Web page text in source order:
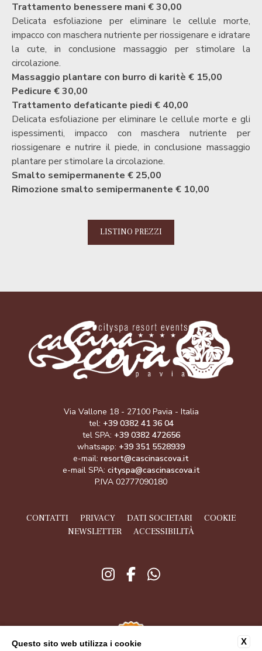
Trattamento benessere mani € 30,00
Delicata esfoliazione per eliminare le cellule morte,
impacco con maschera nutriente per riossigenare e idratare
la cute, in conclusione massaggio per stimolare la
circolazione.
Massaggio plantare con burro di karitè € 15,00
Pedicure € 30,00
Trattamento defaticante piedi € 40,00
Delicata esfoliazione per eliminare le cellule morte e gli
ispessimenti, impacco con maschera nutriente per
riossigenare e nutrire il piede, in conclusione massaggio
plantare per stimolare la circolazione.
Smalto semipermanente € 25,00
Rimozione smalto semipermanente € 10,00
LISTINO PREZZI
Via Vallone 18 - 27100 Pavia - Italia
tel: +39 0382 41 36 04
tel SPA: +39 0382 472656
whatsapp: +39 351 5528939
e-mail: resort@cascinascova.it
e-mail SPA: cityspa@cascinascova.it
P.IVA 02777090180
CONTATTI PRIVACY DATI SOCIETARI
COOKIE
NEWSLETTER
ACCESSIBILITÀ
X
Questo sito web utilizza i cookie